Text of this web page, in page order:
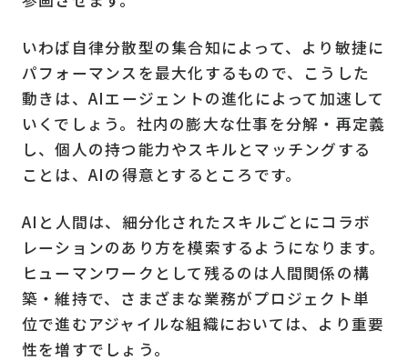
いわば自律分散型の集合知によって、より敏捷に
パフォーマンスを最大化するもので、こうした
動きは、AIエージェントの進化によって加速して
いくでしょう。社内の膨大な仕事を分解・再定義
し、個人の持つ能力やスキルとマッチングする
ことは、AIの得意とするところです。
AIと人間は、細分化されたスキルごとにコラボ
レーションのあり方を模索するようになります。
ヒューマンワークとして残るのは人間関係の構
築・維持で、さまざまな業務がプロジェクト単
位で進むアジャイルな組織においては、より重要
性を増すでしょう。